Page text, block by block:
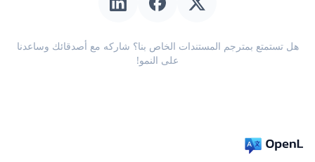
هل تستمتع بمترجم المستندات الخاص بنا؟ شاركه مع أصدقائك وساعدنا
على النمو!